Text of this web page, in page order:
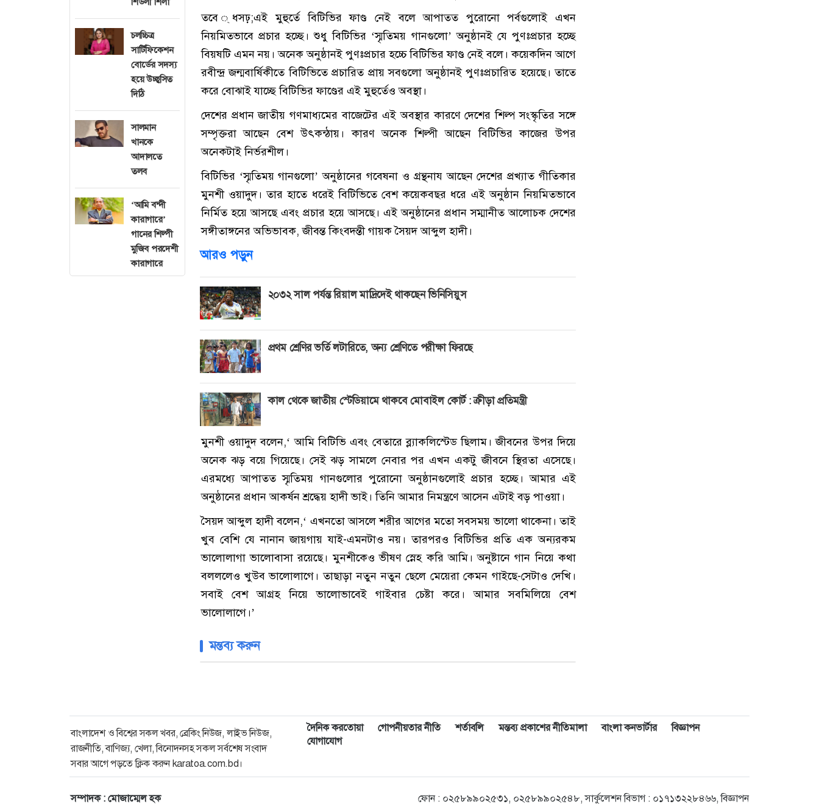
চলচ্চিত্র
সার্টিফিকেশন
বোর্ডের সদস্য
হয়ে উচ্ছ্বসিত
দিঠি
সালমান
খানকে
আদালতে
তলব
‘আমি বন্দী
কারাগারে’
গানের শিল্পী
মুজিব পরদেশী
কারাগারে
তবে ্ধসঢ়;এই মুহুর্তে বিটিভির ফাণ্ড নেই বলে আপাতত পুরোনো পর্বগুলোই এখন
নিয়মিতভাবে প্রচার হচ্ছে। শুধু বিটিভির ‘স্মৃতিময় গানগুলো’ অনুষ্ঠানই যে পুণঃপ্রচার হচ্ছে
বিয়ষটি এমন নয়। অনেক অনুষ্ঠানই পুণঃপ্রচার হচ্চে বিটিভির ফাণ্ড নেই বলে। কয়েকদিন আগে
রবীন্দ্র জন্মবার্ষিকীতে বিটিভিতে প্রচারিত প্রায় সবগুলো অনুষ্ঠানই পুণঃপ্রচারিত হয়েছে। তাতে
করে বোঝাই যাচ্ছে বিটিভির ফাণ্ডের এই মুহুর্তেও অবস্থা।
দেশের প্রধান জাতীয় গণমাধ্যমের বাজেটের এই অবস্থার কারণে দেশের শিল্প সংস্কৃতির সঙ্গে
সম্পৃক্তরা আছেন বেশ উৎকন্ঠায়। কারণ অনেক শিল্পী আছেন বিটিভির কাজের উপর
অনেকটাই নির্ভরশীল।
বিটিভির ‘স্মৃতিময় গানগুলো’ অনুষ্ঠানের গবেষনা ও গ্রন্থনায আছেন দেশের প্রখ্যাত গীতিকার
মুনশী ওয়াদুদ। তার হাতে ধরেই বিটিভিতে বেশ কয়েকবছর ধরে এই অনুষ্ঠান নিয়মিতভাবে
নির্মিত হয়ে আসছে এবং প্রচার হয়ে আসছে। এই অনুষ্ঠানের প্রধান সম্মানীত আলোচক দেশের
সঙ্গীতাঙ্গনের অভিভাবক, জীবন্ত কিংবদন্তী গায়ক সৈয়দ আব্দুল হাদী।
আরও পড়ুন
২০৩২ সাল পর্যন্ত রিয়াল মাদ্রিদেই থাকছেন ভিনিসিয়ুস
প্রথম শ্রেণির ভর্তি লটারিতে, অন্য শ্রেণিতে পরীক্ষা ফিরছে
কাল থেকে জাতীয় স্টেডিয়ামে থাকবে মোবাইল কোর্ট : ক্রীড়া প্রতিমন্ত্রী
মুনশী ওয়াদুদ বলেন,‘ আমি বিটিভি এবং বেতারে ব্ল্যাকলিস্টেড ছিলাম। জীবনের উপর দিয়ে
অনেক ঝড় বয়ে গিয়েছে। সেই ঝড় সামলে নেবার পর এখন একটু জীবনে স্থিরতা এসেছে।
এরমধ্যে আপাতত স্মৃতিময় গানগুলোর পুরোনো অনুষ্ঠানগুলোই প্রচার হচ্ছে। আমার এই
অনুষ্ঠানের প্রধান আকর্ষন শ্রদ্ধেয় হাদী ভাই। তিনি আমার নিমন্ত্রণে আসেন এটাই বড় পাওয়া।
সৈয়দ আব্দুল হাদী বলেন,‘ এখনতো আসলে শরীর আগের মতো সবসময় ভালো থাকেনা। তাই
খুব বেশি যে নানান জায়গায় যাই-এমনটাও নয়। তারপরও বিটিভির প্রতি এক অন্যরকম
ভালোলাগা ভালোবাসা রয়েছে। মুনশীকেও ভীষণ স্নেহ করি আমি। অনুষ্টানে গান নিয়ে কথা
বলললেও খুউব ভালোলাগে। তাছাড়া নতুন নতুন ছেলে মেয়েরা কেমন গাইছে-সেটাও দেখি।
সবাই বেশ আগ্রহ নিয়ে ভালোভাবেই গাইবার চেষ্টা করে। আমার সবমিলিয়ে বেশ
ভালোলাগে।’
মন্তব্য করুন
বাংলাদেশ ও বিশ্বের সকল খবর, ব্রেকিং নিউজ, লাইভ নিউজ,
রাজনীতি, বাণিজ্য, খেলা, বিনোদনসহ সকল সর্বশেষ সংবাদ
সবার আগে পড়তে ক্লিক করুন karatoa.com.bd।
দৈনিক করতোয়া গোপনীয়তার নীতি শর্তাবলি মন্তব্য প্রকাশের নীতিমালা বাংলা কনভার্টার
বিজ্ঞাপন
যোগাযোগ
সম্পাদক : মোজাম্মেল হক ফোন : ০২৫৮৯৯০২৫৩১, ০২৫৮৯৯০২৫৪৮, সার্কুলেশন বিভাগ : ০১৭১৩২২৮৪৬৬, বিজ্ঞাপন